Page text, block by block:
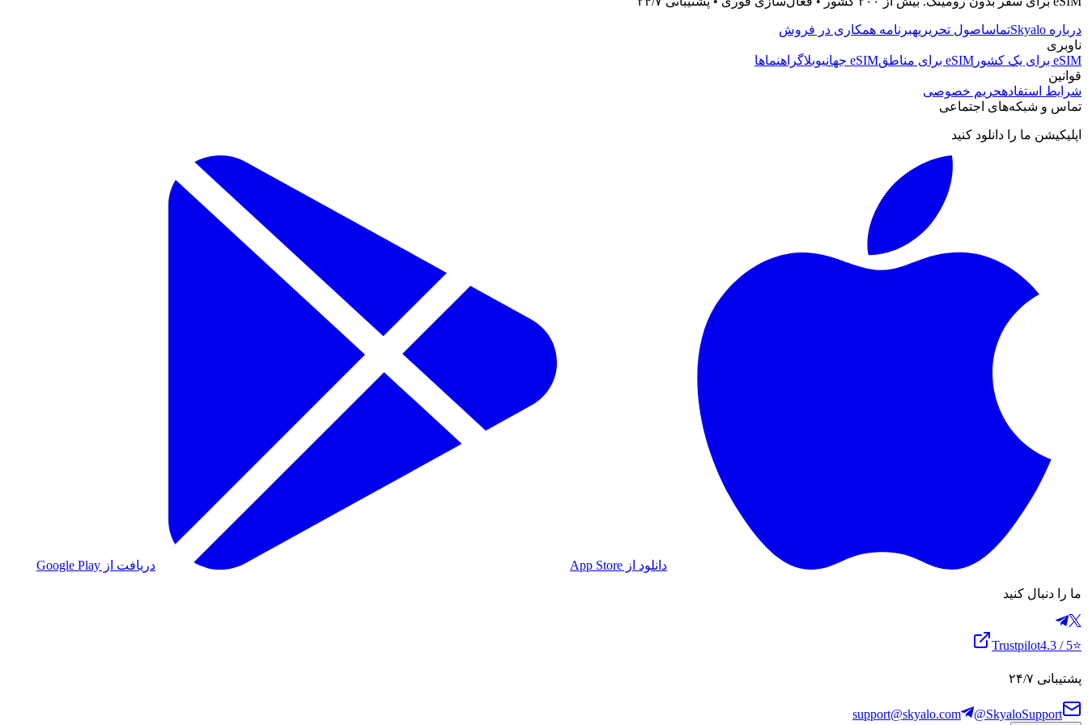
درباره Skyalo تماساصول تحریریهبرنامه همکاری در فروش
ناوبری
eSIM برای یک کشور
eSIM برای مناطق eSIM جهانی وبلاگراهنماها
قوانین
شرایط استفادهحریم خصوصی
تماس و شبکه‌های اجتماعی
اپلیکیشن ما را دانلود کنید
دانلود از App Store دریافت از Google Play
ما را دنبال کنید
⭐
Trustpilot4.3 / 5
پشتیبانی ۲۴/۷
support@skyalo.com @SkyaloSupport